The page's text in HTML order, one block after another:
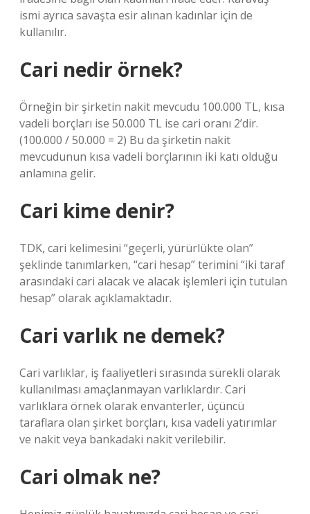
ismi ayrıca savaşta esir alınan kadınlar için de
kullanılır.
Cari nedir örnek?
Örneğin bir şirketin nakit mevcudu 100.000 TL, kısa
vadeli borçları ise 50.000 TL ise cari oranı 2’dir.
(100.000 / 50.000 = 2) Bu da şirketin nakit
mevcudunun kısa vadeli borçlarının iki katı olduğu
anlamına gelir.
Cari kime denir?
TDK, cari kelimesini “geçerli, yürürlükte olan”
şeklinde tanımlarken, “cari hesap” terimini “iki taraf
arasındaki cari alacak ve alacak işlemleri için tutulan
hesap” olarak açıklamaktadır.
Cari varlık ne demek?
Cari varlıklar, iş faaliyetleri sırasında sürekli olarak
kullanılması amaçlanmayan varlıklardır. Cari
varlıklara örnek olarak envanterler, üçüncü
taraflara olan şirket borçları, kısa vadeli yatırımlar
ve nakit veya bankadaki nakit verilebilir.
Cari olmak ne?